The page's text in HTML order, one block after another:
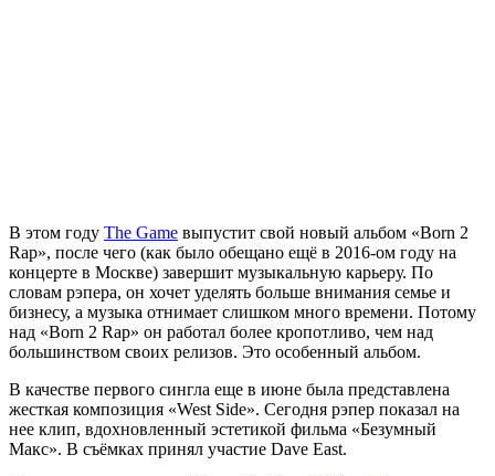
В этом году The Game выпустит свой новый альбом «Born 2
Rap», после чего (как было обещано ещё в 2016-ом году на
концерте в Москве) завершит музыкальную карьеру. По
словам рэпера, он хочет уделять больше внимания семье и
бизнесу, а музыка отнимает слишком много времени. Потому
над «Born 2 Rap» он работал более кропотливо, чем над
большинством своих релизов. Это особенный альбом.
В качестве первого сингла еще в июне была представлена
жесткая композиция «West Side». Сегодня рэпер показал на
нее клип, вдохновленный эстетикой фильма «Безумный
Макс». В съёмках принял участие Dave East.